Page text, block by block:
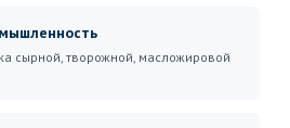
сырной, творожной, масложировой